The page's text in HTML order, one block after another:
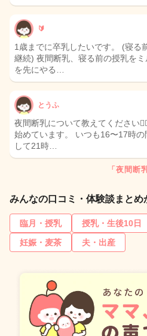
🔰
1歳までに卒乳したいです。 (寝る
継続) 夜間断乳、寝る前の授乳を
を先にやる…
とうふ
夜間断乳について教えてください
始めています。 いつも16〜17時
して21時…
「夜間断
みんなの口コミ・体験談まとめ
臨月・授乳 授乳・生後10日
妊娠・麦茶
夫・出産